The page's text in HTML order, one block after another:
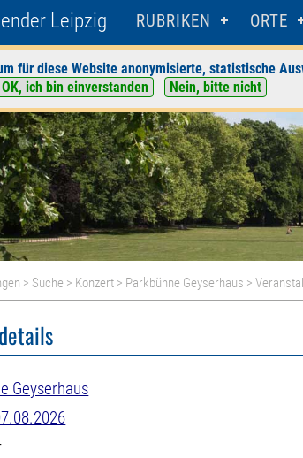
Leipzig RUBRIKEN ORTE
für diese Website anonymisierte, statistische
OK, ich bin einverstanden Nein, bitte nicht
> Suche > Konzert > Parkbühne Geyserhaus >
Geyserhaus